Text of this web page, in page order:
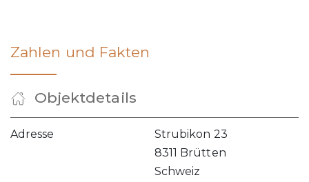
Zahlen und Fakten
Objektdetails
Adresse
Strubikon 23
8311 Brütten
Schweiz